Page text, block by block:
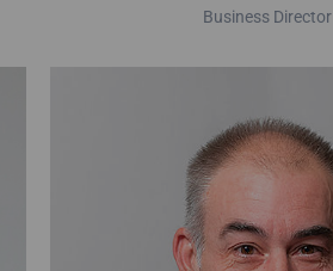
Business Director